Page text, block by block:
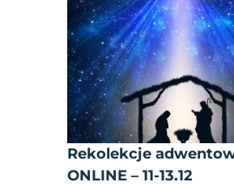
Rekolekcje
ONLINE – 11-13.12